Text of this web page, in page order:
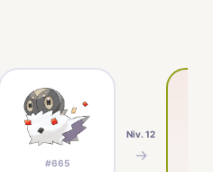
#665
Niv. 12
→